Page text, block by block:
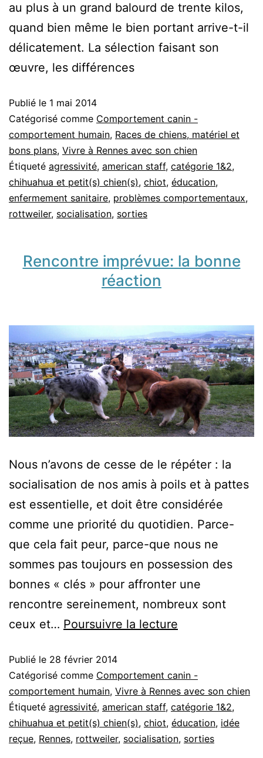
au plus à un grand balourd de trente kilos,
quand bien même le bien portant arrive-t-il
délicatement. La sélection faisant son
œuvre, les différences
Publié le 1 mai 2014
Catégorisé comme Comportement canin -
comportement humain, Races de chiens, matériel et
bons plans, Vivre à Rennes avec son chien
Étiqueté agressivité, american staff, catégorie 1&2,
chihuahua et petit(s) chien(s), chiot, éducation,
enfermement sanitaire, problèmes comportementaux,
rottweiler, socialisation, sorties
Rencontre imprévue: la bonne
réaction
Nous n’avons de cesse de le répéter : la
socialisation de nos amis à poils et à pattes
est essentielle, et doit être considérée
comme une priorité du quotidien. Parce-
que cela fait peur, parce-que nous ne
sommes pas toujours en possession des
bonnes « clés » pour affronter une
rencontre sereinement, nombreux sont
ceux et… Poursuivre la lecture
bonne
réaction
Publié le 28 février 2014
Catégorisé comme Comportement canin -
comportement humain, Vivre à Rennes avec son chien
Étiqueté agressivité, american staff, catégorie 1&2,
chihuahua et petit(s) chien(s), chiot, éducation, idée
reçue, Rennes, rottweiler, socialisation, sorties